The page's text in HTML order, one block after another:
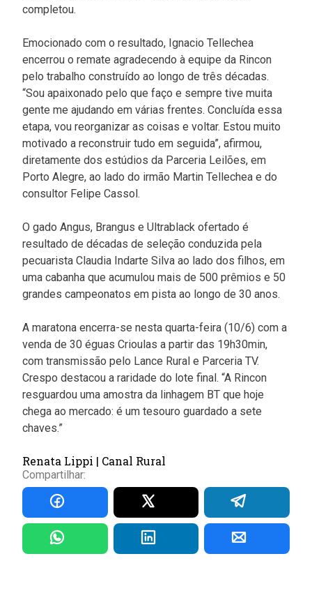
completou.
Emocionado com o resultado, Ignacio Tellechea
encerrou o remate agradecendo à equipe da Rincon
pelo trabalho construído ao longo de três décadas.
“Sou apaixonado pelo que faço e sempre tive muita
gente me ajudando em várias frentes. Concluída essa
etapa, vou reorganizar as coisas e voltar. Estou muito
motivado a reconstruir tudo em seguida”, afirmou,
diretamente dos estúdios da Parceria Leilões, em
Porto Alegre, ao lado do irmão Martin Tellechea e do
consultor Felipe Cassol.
O gado Angus, Brangus e Ultrablack ofertado é
resultado de décadas de seleção conduzida pela
pecuarista Claudia Indarte Silva ao lado dos filhos, em
uma cabanha que acumulou mais de 500 prêmios e 50
grandes campeonatos em pista ao longo de 30 anos.
A maratona encerra-se nesta quarta-feira (10/6) com a
venda de 30 éguas Crioulas a partir das 19h30min,
com transmissão pelo Lance Rural e Parceria TV.
Crespo destacou a raridade do lote final. “A Rincon
resguardou uma amostra da linhagem BT que hoje
chega ao mercado: é um tesouro guardado a sete
chaves.”
Renata Lippi | Canal Rural
Compartilhar: